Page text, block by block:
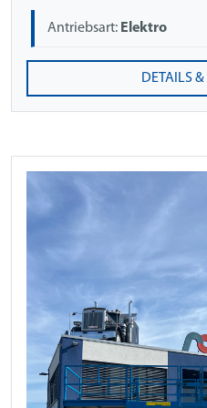
Antriebsart: Elektro
DETAILS